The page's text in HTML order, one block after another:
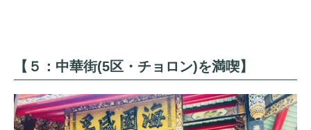
【５：中華街(5区・チョロン)を満喫】